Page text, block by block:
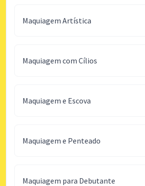
Maquiagem Artística
Maquiagem com Cílios
Maquiagem e Escova
Maquiagem e Penteado
Maquiagem para Debutante